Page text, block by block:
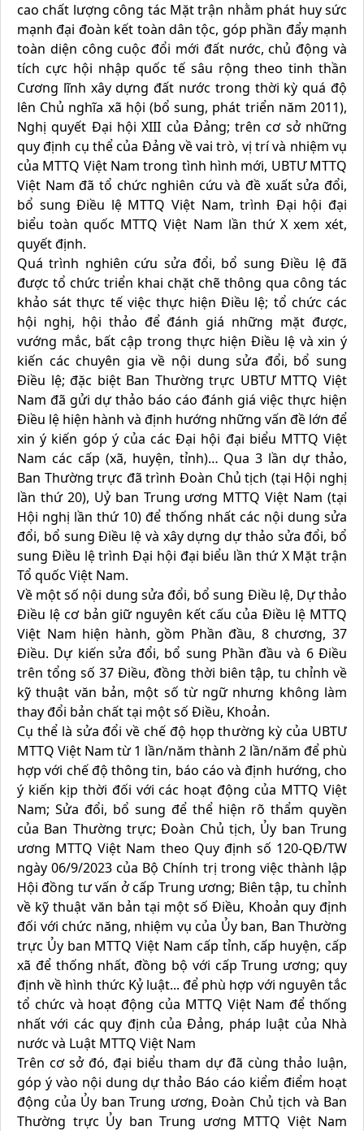
cao chất lượng công tác Mặt trận nhằm phát huy sức
mạnh đại đoàn kết toàn dân tộc, góp phần đẩy mạnh
toàn diện công cuộc đổi mới đất nước, chủ động và
tích cực hội nhập quốc tế sâu rộng theo tinh thần
Cương lĩnh xây dựng đất nước trong thời kỳ quá độ
lên Chủ nghĩa xã hội (bổ sung, phát triển năm 2011),
Nghị quyết Đại hội XIII của Đảng; trên cơ sở những
quy định cụ thể của Đảng về vai trò, vị trí và nhiệm vụ
của MTTQ Việt Nam trong tình hình mới, UBTƯ MTTQ
Việt Nam đã tổ chức nghiên cứu và đề xuất sửa đổi,
bổ sung Điều lệ MTTQ Việt Nam, trình Đại hội đại
biểu toàn quốc MTTQ Việt Nam lần thứ X xem xét,
quyết định.
Quá trình nghiên cứu sửa đổi, bổ sung Điều lệ đã
được tổ chức triển khai chặt chẽ thông qua công tác
khảo sát thực tế việc thực hiện Điều lệ; tổ chức các
hội nghị, hội thảo để đánh giá những mặt được,
vướng mắc, bất cập trong thực hiện Điều lệ và xin ý
kiến các chuyên gia về nội dung sửa đổi, bổ sung
Điều lệ; đặc biệt Ban Thường trực UBTƯ MTTQ Việt
Nam đã gửi dự thảo báo cáo đánh giá việc thực hiện
Điều lệ hiện hành và định hướng những vấn đề lớn để
xin ý kiến góp ý của các Đại hội đại biểu MTTQ Việt
Nam các cấp (xã, huyện, tỉnh)… Qua 3 lần dự thảo,
Ban Thường trực đã trình Đoàn Chủ tịch (tại Hội nghị
lần thứ 20), Uỷ ban Trung ương MTTQ Việt Nam (tại
Hội nghị lần thứ 10) để thống nhất các nội dung sửa
đổi, bổ sung Điều lệ và xây dựng dự thảo sửa đổi, bổ
sung Điều lệ trình Đại hội đại biểu lần thứ X Mặt trận
Tổ quốc Việt Nam.
Về một số nội dung sửa đổi, bổ sung Điều lệ, Dự thảo
Điều lệ cơ bản giữ nguyên kết cấu của Điều lệ MTTQ
Việt Nam hiện hành, gồm Phần đầu, 8 chương, 37
Điều. Dự kiến sửa đổi, bổ sung Phần đầu và 6 Điều
trên tổng số 37 Điều, đồng thời biên tập, tu chỉnh về
kỹ thuật văn bản, một số từ ngữ nhưng không làm
thay đổi bản chất tại một số Điều, Khoản.
Cụ thể là sửa đổi về chế độ họp thường kỳ của UBTƯ
MTTQ Việt Nam từ 1 lần/năm thành 2 lần/năm để phù
hợp với chế độ thông tin, báo cáo và định hướng, cho
ý kiến kịp thời đối với các hoạt động của MTTQ Việt
Nam; Sửa đổi, bổ sung để thể hiện rõ thẩm quyền
của Ban Thường trực; Đoàn Chủ tịch, Ủy ban Trung
ương MTTQ Việt Nam theo Quy định số 120-QĐ/TW
ngày 06/9/2023 của Bộ Chính trị trong việc thành lập
Hội đồng tư vấn ở cấp Trung ương; Biên tập, tu chỉnh
về kỹ thuật văn bản tại một số Điều, Khoản quy định
đối với chức năng, nhiệm vụ của Ủy ban, Ban Thường
trực Ủy ban MTTQ Việt Nam cấp tỉnh, cấp huyện, cấp
xã để thống nhất, đồng bộ với cấp Trung ương; quy
định về hình thức Kỷ luật... để phù hợp với nguyên tắc
tổ chức và hoạt động của MTTQ Việt Nam để thống
nhất với các quy định của Đảng, pháp luật của Nhà
nước và Luật MTTQ Việt Nam
Trên cơ sở đó, đại biểu tham dự đã cùng thảo luận,
góp ý vào nội dung dự thảo Báo cáo kiểm điểm hoạt
động của Ủy ban Trung ương, Đoàn Chủ tịch và Ban
Thường trực Ủy ban Trung ương MTTQ Việt Nam